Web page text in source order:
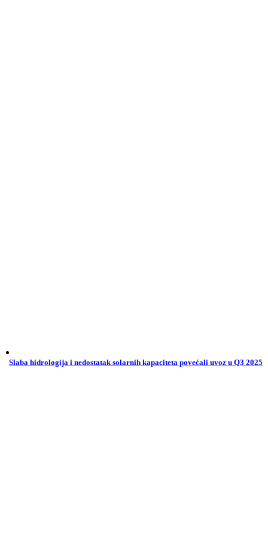
Slaba hidrologija i nedostatak solarnih kapaciteta povećali uvoz u Q3 2025